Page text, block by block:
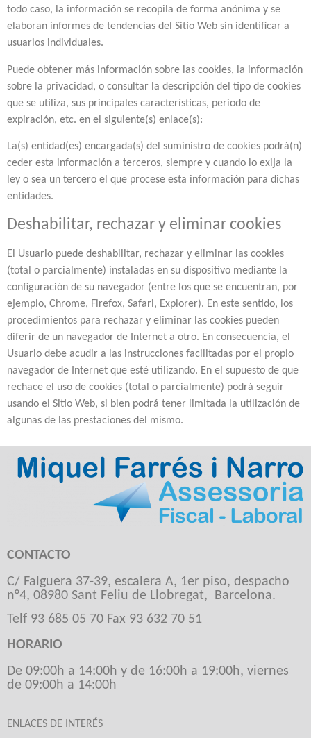
todo caso, la información se recopila de forma anónima y se
elaboran informes de tendencias del Sitio Web sin identificar a
usuarios individuales.
Puede obtener más información sobre las cookies, la información
sobre la privacidad, o consultar la descripción del tipo de cookies
que se utiliza, sus principales características, periodo de
expiración, etc. en el siguiente(s) enlace(s):
La(s) entidad(es) encargada(s) del suministro de cookies podrá(n)
ceder esta información a terceros, siempre y cuando lo exija la
ley o sea un tercero el que procese esta información para dichas
entidades.
Deshabilitar, rechazar y eliminar cookies
El Usuario puede deshabilitar, rechazar y eliminar las cookies
(total o parcialmente) instaladas en su dispositivo mediante la
configuración de su navegador (entre los que se encuentran, por
ejemplo, Chrome, Firefox, Safari, Explorer). En este sentido, los
procedimientos para rechazar y eliminar las cookies pueden
diferir de un navegador de Internet a otro. En consecuencia, el
Usuario debe acudir a las instrucciones facilitadas por el propio
navegador de Internet que esté utilizando. En el supuesto de que
rechace el uso de cookies (total o parcialmente) podrá seguir
usando el Sitio Web, si bien podrá tener limitada la utilización de
algunas de las prestaciones del mismo.
CONTACTO
C/ Falguera 37-39, escalera A, 1er piso, despacho
n°4, 08980 Sant Feliu de Llobregat, Barcelona.
Telf 93 685 05 70 Fax 93 632 70 51
HORARIO
De 09:00h a 14:00h y de 16:00h a 19:00h, viernes
de 09:00h a 14:00h
ENLACES DE INTERÉS